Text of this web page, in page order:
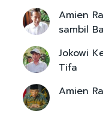
Amien
sambil
Jokowi
Tifa
Amien